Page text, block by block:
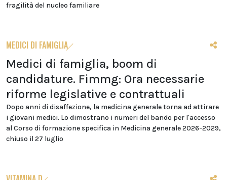
fragilità del nucleo familiare
MEDICI DI FAMIGLIA
Medici di famiglia, boom di
candidature. Fimmg: Ora necessarie
riforme legislative e contrattuali
Dopo anni di disaffezione, la medicina generale torna ad attirare
i giovani medici. Lo dimostrano i numeri del bando per l'accesso
al Corso di formazione specifica in Medicina generale 2026-2029,
chiuso il 27 luglio